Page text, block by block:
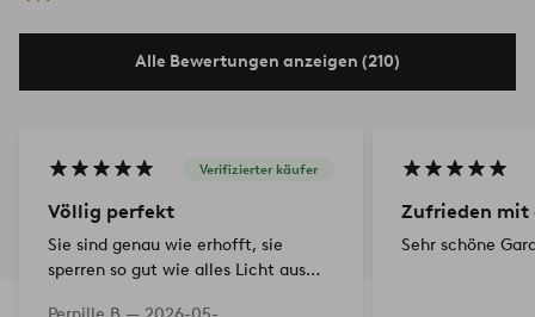
Alle Bewertungen anzeigen (210)
Verifizierter käufer
Völlig perfekt
Sie sind genau wie erhofft, sie
sperren so gut wie alles Licht aus
Zufrieden mit
Sehr schöne